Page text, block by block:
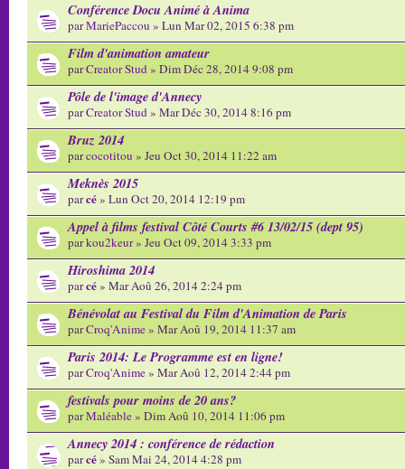
Conférence Docu Animé à Anima
parMariePaccou » Lun Mar 02, 2015 6:38 pm
Film d'animation amateur
parCreator Stud» Dim Déc 28, 2014 9:08 pm
Pôle de l'image d'Annecy
parCreator Stud» Mar Déc 30, 2014 8:16 pm
Bruz 2014
parcocotitou » Jeu Oct 30, 2014 11:22 am
Meknès 2015
parcé» Lun Oct 20, 2014 12:19 pm
Appel à films festival Côté Courts #6 13/02/15 (dept 95)
parkou2keur» Jeu Oct 09, 2014 3:33 pm
Hiroshima 2014
parcé» Mar Aoû 26, 2014 2:24 pm
Bénévolat au Festival du Film d'Animation de Paris
parCroq'Anime» Mar Aoû 19, 2014 11:37 am
Paris 2014: Le Programme est en ligne!
parCroq'Anime» Mar Aoû 12, 2014 2:44 pm
festivals pour moins de 20 ans?
parMaléable» Dim Aoû 10, 2014 11:06 pm
Annecy 2014 : conférence de rédaction
parcé» Sam Mai 24, 2014 4:28 pm